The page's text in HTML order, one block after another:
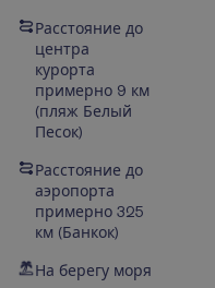
Расстояние до
центра
курорта
примерно 9 км
(пляж Белый
Песок)
Расстояние до
аэропорта
примерно 325
км (Банкок)
На берегу моря